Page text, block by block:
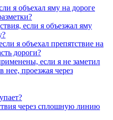
я объехал яму на дороге
если я объезжал яму
я объехал препятствие на
дороги?
если я не заметил
нее, проезжая через
через сплошную линию